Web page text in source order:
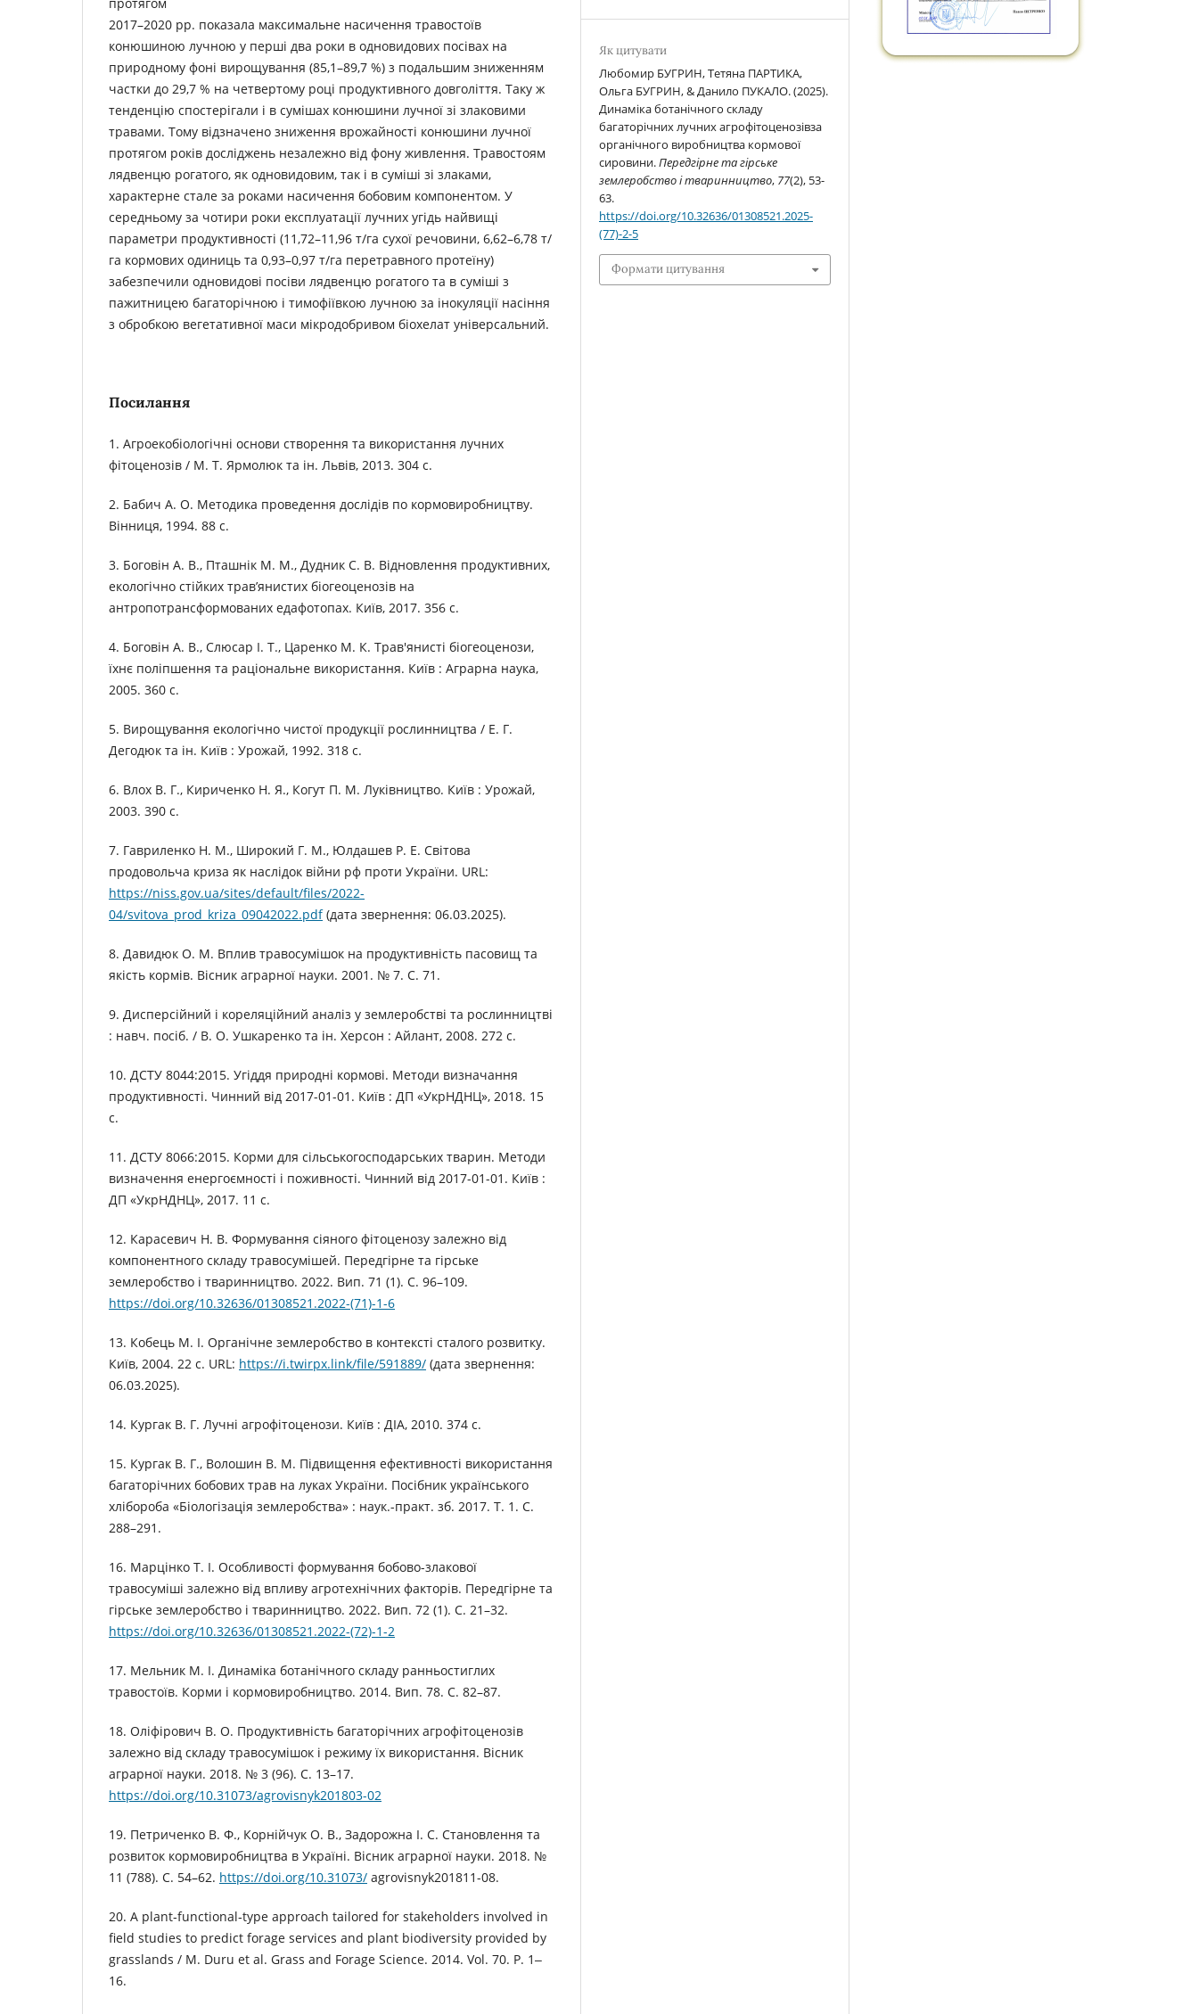
2017–2020 рр. показала максимальне насичення травостоїв
конюшиною лучною у перші два роки в одновидових посівах на
природному фоні вирощування (85,1–89,7 %) з подальшим зниженням
частки до 29,7 % на четвертому році продуктивного довголіття. Таку ж
тенденцію спостерігали і в сумішах конюшини лучної зі злаковими
травами. Тому відзначено зниження врожайності конюшини лучної
протягом років досліджень незалежно від фону живлення. Травостоям
лядвенцю рогатого, як одновидовим, так і в суміші зі злаками,
характерне стале за роками насичення бобовим компонентом. У
середньому за чотири роки експлуатації лучних угідь найвищі
параметри продуктивності (11,72–11,96 т/га сухої речовини, 6,62–6,78 т/
га кормових одиниць та 0,93–0,97 т/га перетравного протеїну)
забезпечили одновидові посіви лядвенцю рогатого та в суміші з
пажитницею багаторічною і тимофіївкою лучною за інокуляції насіння
з обробкою вегетативної маси мікродобривом біохелат універсальний.
Посилання
1. Агроекобіологічні основи створення та використання лучних
фітоценозів / М. Т. Ярмолюк та ін. Львів, 2013. 304 с.
2. Бабич А. О. Методика проведення дослідів по кормовиробництву.
Вінниця, 1994. 88 с.
3. Боговін А. В., Пташнік М. М., Дудник С. В. Відновлення продуктивних,
екологічно стійких трав’янистих біогеоценозів на
антропотрансформованих едафотопах. Київ, 2017. 356 с.
4. Боговін А. В., Слюсар І. Т., Царенко М. К. Трав'янисті біогеоценози,
їхнє поліпшення та раціональне використання. Київ : Аграрна наука,
2005. 360 с.
5. Вирощування екологічно чистої продукції рослинництва / Е. Г.
Дегодюк та ін. Київ : Урожай, 1992. 318 с.
6. Влох В. Г., Кириченко Н. Я., Когут П. М. Луківництво. Київ : Урожай,
2003. 390 с.
7. Гавриленко Н. М., Широкий Г. М., Юлдашев Р. Е. Світова
продовольча криза як наслідок війни рф проти України. URL:
https://niss.gov.ua/sites/default/files/2022-
04/svitova_prod_kriza_09042022.pdf(дата звернення: 06.03.2025).
8. Давидюк О. М. Вплив травосумішок на продуктивність пасовищ та
якість кормів. Вісник аграрної науки. 2001. № 7. С. 71.
9. Дисперсійний і кореляційний аналіз у землеробстві та рослинництві
: навч. посіб. / В. О. Ушкаренко та ін. Херсон : Айлант, 2008. 272 с.
10. ДСТУ 8044:2015. Угіддя природні кормові. Методи визначання
продуктивності. Чинний від 2017-01-01. Київ : ДП «УкрНДНЦ», 2018. 15
с.
11. ДСТУ 8066:2015. Корми для сільськогосподарських тварин. Методи
визначення енергоємності і поживності. Чинний від 2017-01-01. Київ :
ДП «УкрНДНЦ», 2017. 11 с.
12. Карасевич Н. В. Формування сіяного фітоценозу залежно від
компонентного складу травосумішей. Передгірне та гірське
землеробство і тваринництво. 2022. Вип. 71 (1). С. 96–109.
https://doi.org/10.32636/01308521.2022-(71)-1-6
13. Кобець М. І. Органічне землеробство в контексті сталого розвитку.
Київ, 2004. 22 с. URL: https://i.twirpx.link/file/591889/ (дата звернення:
06.03.2025).
14. Кургак В. Г. Лучні агрофітоценози. Київ : ДІА, 2010. 374 с.
15. Кургак В. Г., Волошин В. М. Підвищення ефективності використання
багаторічних бобових трав на луках України. Посібник українського
хлібороба «Біологізація землеробства» : наук.-практ. зб. 2017. Т. 1. С.
288–291.
16. Марцінко Т. І. Особливості формування бобово-злакової
травосуміші залежно від впливу агротехнічних факторів. Передгірне та
гірське землеробство і тваринництво. 2022. Вип. 72 (1). С. 21–32.
https://doi.org/10.32636/01308521.2022-(72)-1-2
17. Мельник М. І. Динаміка ботанічного складу ранньостиглих
травостоїв. Корми і кормовиробництво. 2014. Вип. 78. С. 82–87.
18. Оліфірович В. О. Продуктивність багаторічних агрофітоценозів
залежно від складу травосумішок і режиму їх використання. Вісник
аграрної науки. 2018. № 3 (96). С. 13–17.
https://doi.org/10.31073/agrovisnyk201803-02
19. Петриченко В. Ф., Корнійчук О. В., Задорожна І. С. Становлення та
розвиток кормовиробництва в Україні. Вісник аграрної науки. 2018. №
11 (788). C. 54–62. https://doi.org/10.31073/ agrovisnyk201811-08.
20. A plant‐functional‐type approach tailored for stakeholders involved in
field studies to predict forage services and plant biodiversity provided by
grasslands / M. Duru et al. Grass and Forage Science. 2014. Vol. 70. P. 1‒
16.
Як цитувати
Любомир БУГРИН, Тетяна ПАРТИКА,
Ольга БУГРИН, & Данило ПУКАЛО. (2025).
Динаміка ботанічного складу
багаторічних лучних агрофітоценозівза
органічного виробництва кормової
сировини.Передгірне та гірське
землеробство і тваринництво, 77(2), 53-
63.
https://doi.org/10.32636/01308521.2025-
(77)-2-5
Формати цитування